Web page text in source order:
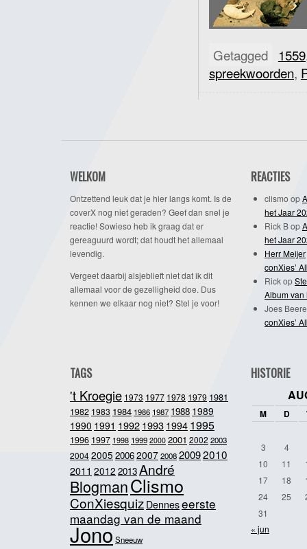
Getagged 1559
spreekwoorden,
WELKOM
Ontzettend leuk dat je hier langs komt. Is de
coverX nog niet geraden? Geef dan snel je
reactie! Sowieso heb ik graag dat er
gereaguurd wordt; dat houdt het allemaal
levendig.
Vergeet daarbij alsjeblieft niet dat ik dit
allemaal voor de gezelligheid doe. Dus
kennen we elkaar nog niet? Stel je voor!
REACTIES
clismo op
het Jaar
Rick Bop
het Jaar
Herr Meijer
conXies’
Rickop
Album van
Joes
conXies’
TAGS
't Kroegie 1973 1977 1978 1979 1981
1982 1983 1984 1986 1987 1988 1989
1990 1991 19921993 1994 1995
1996 1997 1998 1999 2000 2001 2002 2003
20042005 20062007200820092010
2011 2012 2013André
BlogmanClismo
ConXiesquiz Denneseerste
maandag van de maand
JonoSneeuw
HISTORIE
M D
3
4
10
11
17
18
24
25
31
« jun